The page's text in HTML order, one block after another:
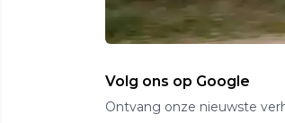
Volg ons op Google
Ontvang onze nieuwste